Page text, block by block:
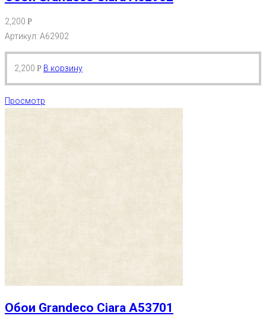
2,200 Р
Артикул: A62902
2,200 Р В корзину
Просмотр
Обои Grandeco Ciara A53701